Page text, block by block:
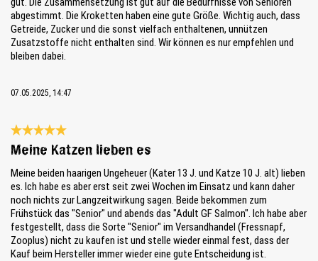
abgestimmt. Die Kroketten haben eine gute Größe. Wichtig auch, dass
Getreide, Zucker und die sonst vielfach enthaltenen, unnützen
Zusatzstoffe nicht enthalten sind. Wir können es nur empfehlen und
bleiben dabei.
07.05.2025, 14:47
Reseña con calificación de 5 de 5 estrellas
Meine Katzen lieben es
Meine beiden haarigen Ungeheuer (Kater 13 J. und Katze 10 J. alt) lieben
es. Ich habe es aber erst seit zwei Wochen im Einsatz und kann daher
noch nichts zur Langzeitwirkung sagen. Beide bekommen zum
Frühstück das "Senior" und abends das "Adult GF Salmon". Ich habe aber
festgestellt, dass die Sorte "Senior" im Versandhandel (Fressnapf,
Zooplus) nicht zu kaufen ist und stelle wieder einmal fest, dass der
Kauf beim Hersteller immer wieder eine gute Entscheidung ist.